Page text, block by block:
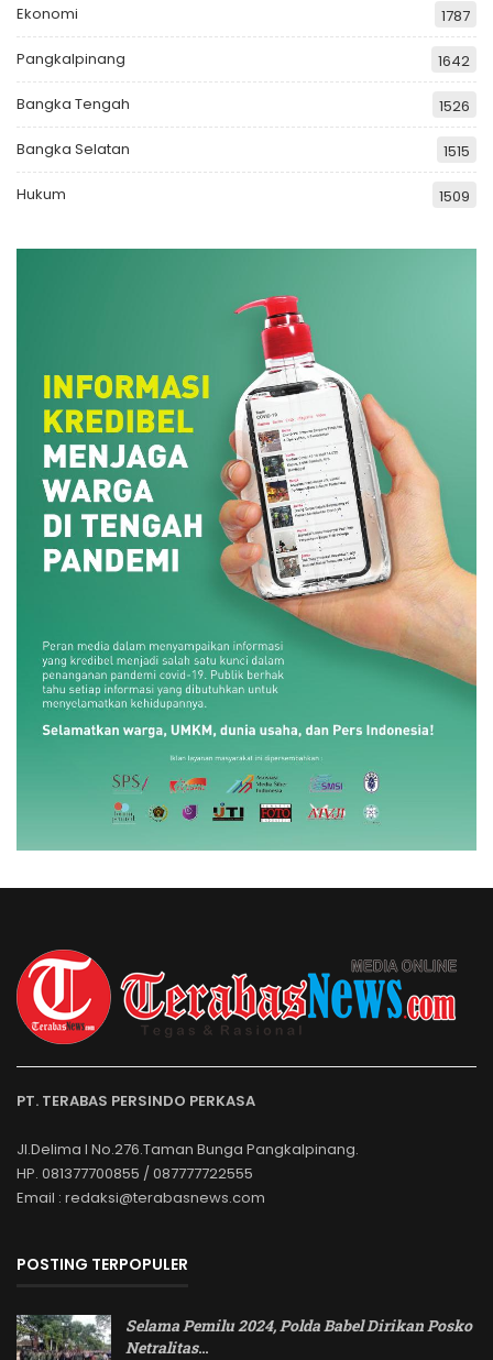
Ekonomi 1787
Pangkalpinang 1642
Bangka Tengah 1526
Bangka Selatan 1515
Hukum 1509
PT. TERABAS PERSINDO PERKASA
Jl.Delima I No.276.Taman Bunga Pangkalpinang.
HP. 081377700855 / 087777722555
Email : redaksi@terabasnews.com
POSTING TERPOPULER
Selama Pemilu 2024, Polda Babel Dirikan Posko
Netralitas…